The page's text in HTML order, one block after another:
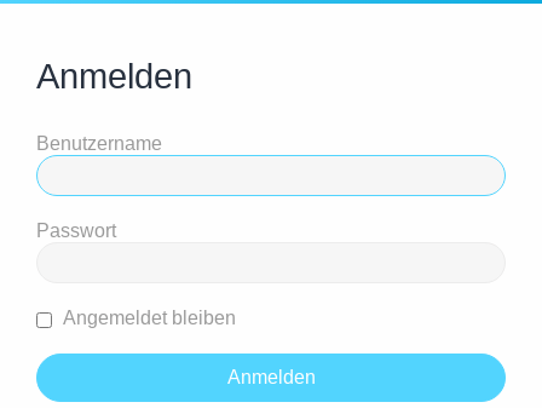
Anmelden
Benutzername
Passwort
Angemeldet bleiben